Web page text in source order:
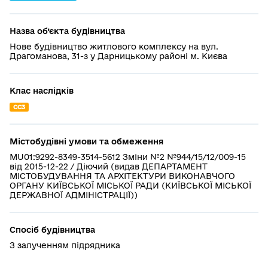
Назва об’єкта будівництва
Нове будівництво житлового комплексу на вул.
Драгоманова, 31-з у Дарницькому районі м. Києва
Клас наслідків
СС3
Містобудівні умови та обмеження
MU01:9292-8349-3514-5612 Зміни №2 №944/15/12/009-15
від 2015-12-22 / Діючий (видав ДЕПАРТАМЕНТ
МІСТОБУДУВАННЯ ТА АРХІТЕКТУРИ ВИКОНАВЧОГО
ОРГАНУ КИЇВСЬКОЇ МІСЬКОЇ РАДИ (КИЇВСЬКОЇ МІСЬКОЇ
ДЕРЖАВНОЇ АДМІНІСТРАЦІЇ))
Спосіб будівництва
З залученням підрядника